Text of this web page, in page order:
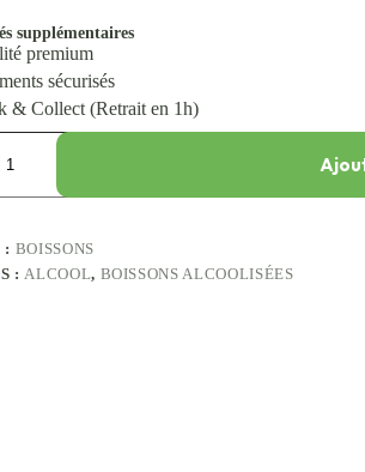
supplémentaires
premium
sécurisés
& Collect (Retrait en 1h)
: BOISSONS
: ALCOOL, BOISSONS ALCOOLISÉES